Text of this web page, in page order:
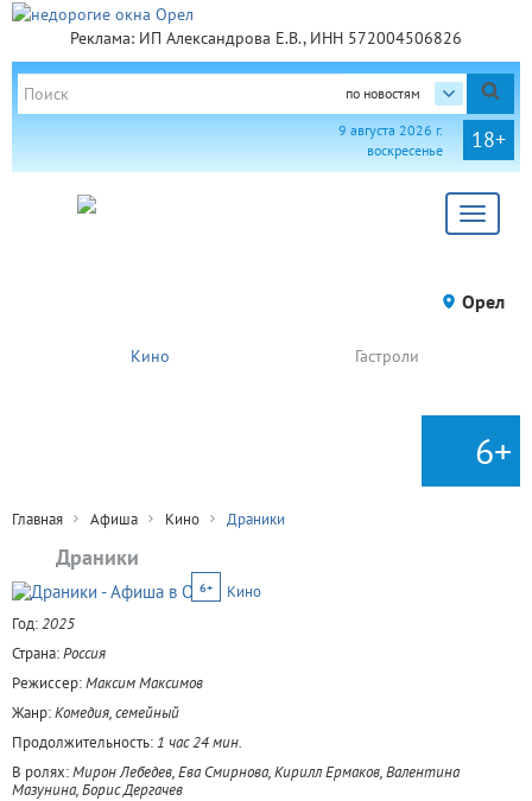
Реклама: ИП Александрова Е.В., ИНН 572004506826
по новостям
18+
9 августа 2026 г.
воскресенье
Toggle
Орел
Кино Гастроли
6+
Главная Афиша Кино Драники
Драники
6+
Кино
Год:2025
Страна:Россия
Режиссер:Максим Максимов
Жанр:Комедия, семейный
Продолжительность: 1 час 24 мин.
В ролях:Мирон Лебедев, Ева Смирнова, Кирилл Ермаков, Валентина
Мазунина, Борис Дергачев